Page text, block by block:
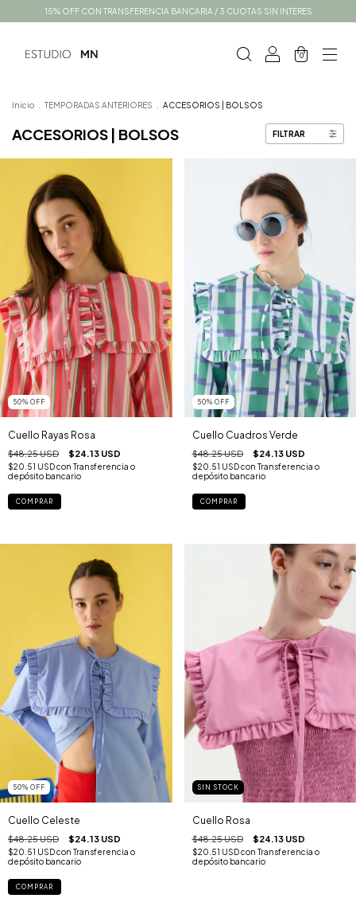
15% OFF CON TRANSFERENCIA BANCARIA / 3 CUOTAS SIN INTERES
0
Inicio TEMPORADAS ANTERIORES ACCESORIOS | BOLSOS
ACCESORIOS | BOLSOS FILTRAR
50% OFF
Cuello Rayas Rosa
$48.25 USD $24.13 USD
$20.51 USDcon Transferencia o
depósito bancario
50% OFF
Cuello Cuadros Verde
$48.25 USD $24.13 USD
$20.51 USDcon Transferencia o
depósito bancario
50% OFF
Cuello Celeste
$48.25 USD $24.13 USD
$20.51 USDcon Transferencia o
depósito bancario
SIN STOCK
Cuello Rosa
$48.25 USD $24.13 USD
$20.51 USDcon Transferencia o
depósito bancario